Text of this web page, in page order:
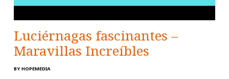
Luciérnagas fascinantes –
Maravillas Increíbles
BY HOPEMEDIA